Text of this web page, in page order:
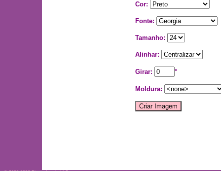
Cor:
Fonte:
Tamanho:
Alinhar:
Girar: °
Moldura: